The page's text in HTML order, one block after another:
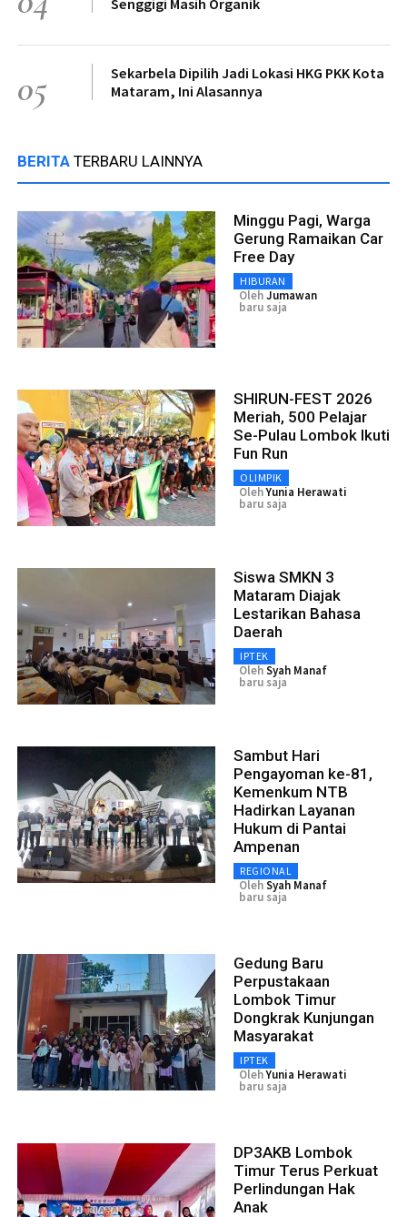
05
Sekarbela Dipilih Jadi Lokasi HKG PKK Kota
Mataram, Ini Alasannya
BERITA TERBARU LAINNYA
Minggu Pagi, Warga
Gerung Ramaikan Car
Free Day
HIBURAN
OlehJumawan
baru saja
SHIRUN-FEST 2026
Meriah, 500 Pelajar
Se-Pulau Lombok Ikuti
Fun Run
OLIMPIK
OlehYunia Herawati
baru saja
Siswa SMKN 3
Mataram Diajak
Lestarikan Bahasa
Daerah
IPTEK
OlehSyah Manaf
baru saja
Sambut Hari
Pengayoman ke-81,
Kemenkum NTB
Hadirkan Layanan
Hukum di Pantai
Ampenan
REGIONAL
OlehSyah Manaf
baru saja
Gedung Baru
Perpustakaan
Lombok Timur
Dongkrak Kunjungan
Masyarakat
IPTEK
OlehYunia Herawati
baru saja
DP3AKB Lombok
Timur Terus Perkuat
Perlindungan Hak
Anak